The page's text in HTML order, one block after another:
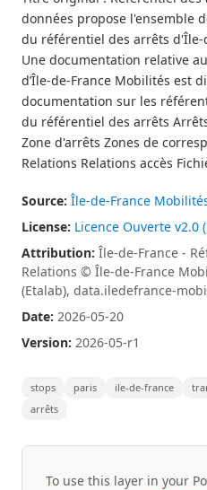
données propose l'ensemble
du référentiel des arrêts d'Île-
Une documentation relative
d’Île-de-France Mobilités est
documentation sur les
du référentiel des arrêts
Zone d'arrêts Zones de
Relations Relations accès
Source: Île-de-France
License: Licence Ouverte v2.0
Attribution: Île-de-France -
Relations © Île-de-France
(Etalab), data.iledefrance-
Date: 2026-05-20
Version: 2026-05-r1
stops paris ile-de-france
arrêts
To use this layer in your